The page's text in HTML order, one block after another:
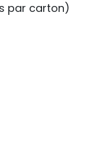
par carton)